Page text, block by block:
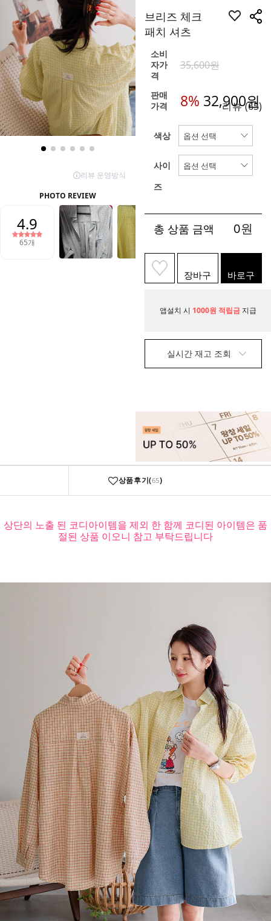
브리즈 체크
패치 셔츠
소비
자가
격
35,600원
판매
가격
8% 32,900원
리뷰(65)
색상
사이
즈
총 상품 금액 0원
장바구
니
바로구
매
앱설치 시 1000원 적립금 지급
실시간 재고 조회
상품후기(65)
상단의 노출 된 코디아이템을 제외 한 함께 코디된 아이템은 품
절된 상품 이오니 참고 부탁드립니다